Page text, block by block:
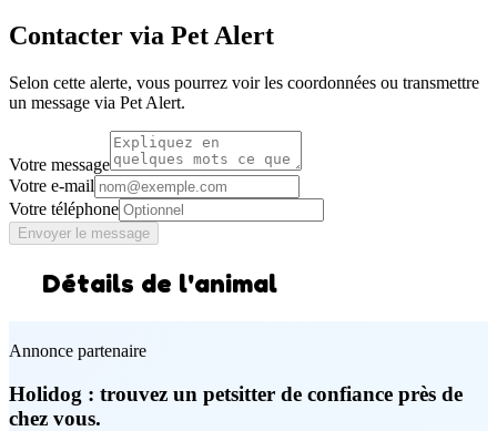
Contacter via Pet Alert
Selon cette alerte, vous pourrez voir les coordonnées ou transmettre
un message via Pet Alert.
Votre message
Votre e-mail
Votre téléphone
Envoyer le message
Détails de l'animal
Annonce partenaire
Holidog : trouvez un petsitter de confiance près de
chez vous.